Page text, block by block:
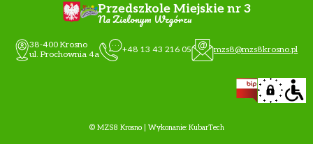
Przedszkole Miejskie nr 3
Na Zielonym Wzgórzu
38-400 Krosno
ul. Prochownia 4a
+48 13 43 216 05 mzs8@mzs8krosno.pl
© MZS8 Krosno | Wykonanie: KubarTech